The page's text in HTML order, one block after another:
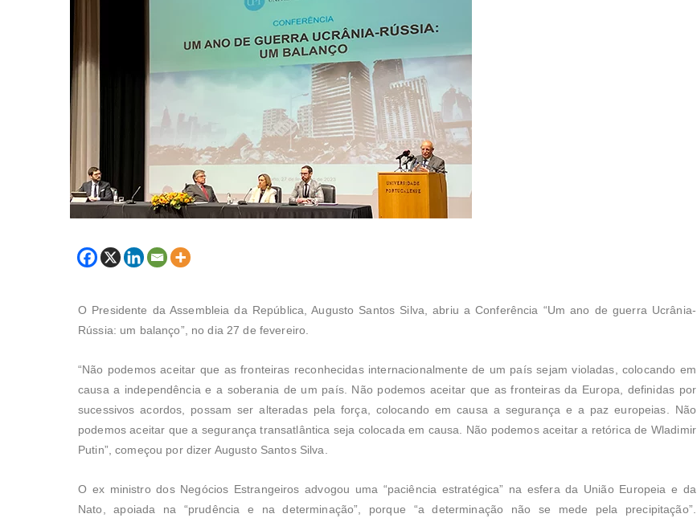
O Presidente da Assembleia da República, Augusto Santos Silva, abriu a Conferência “Um ano de guerra Ucrânia-
Rússia: um balanço”, no dia 27 de fevereiro.
“Não podemos aceitar que as fronteiras reconhecidas internacionalmente de um país sejam violadas, colocando em
causa a independência e a soberania de um país. Não podemos aceitar que as fronteiras da Europa, definidas por
sucessivos acordos, possam ser alteradas pela força, colocando em causa a segurança e a paz europeias. Não
podemos aceitar que a segurança transatlântica seja colocada em causa. Não podemos aceitar a retórica de Wladimir
Putin”, começou por dizer Augusto Santos Silva.
O ex ministro dos Negócios Estrangeiros advogou uma “paciência estratégica” na esfera da União Europeia e da
Nato, apoiada na “prudência e na determinação”, porque “a determinação não se mede pela precipitação”.